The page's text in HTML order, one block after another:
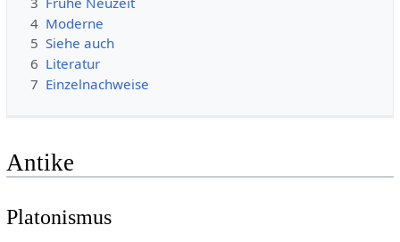
4 Moderne
5 Siehe auch
6 Literatur
7 Einzelnachweise
Antike
Platonismus